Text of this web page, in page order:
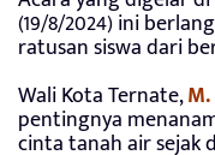
(19/8/2024) ini
ratusan siswa dari
Wali Kota Ternate,
pentingnya
cinta tanah air sejak